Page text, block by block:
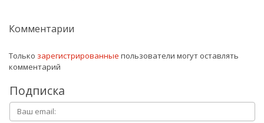
Комментарии
Только зарегистрированные пользователи могут оставлять
комментарий
Подписка